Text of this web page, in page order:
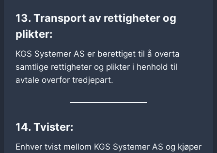
13. Transport av rettigheter og
plikter:
KGS Systemer AS er berettiget til å overta
samtlige rettigheter og plikter i henhold til
avtale overfor tredjepart.
14. Tvister:
Enhver tvist mellom KGS Systemer AS og kjøper